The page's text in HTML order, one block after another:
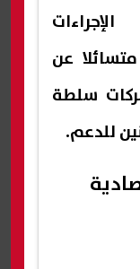
عن
سلطة
للدعم.